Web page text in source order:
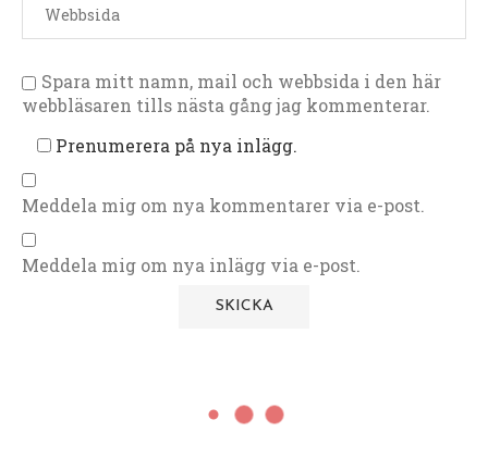
Spara mitt namn, mail och webbsida i den här
webbläsaren tills nästa gång jag kommenterar.
Prenumerera på nya inlägg.
Meddela mig om nya kommentarer via e-post.
Meddela mig om nya inlägg via e-post.